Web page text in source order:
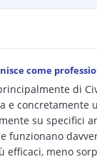
come
di
e concretamente
su specifici
funzionano
efficaci, meno